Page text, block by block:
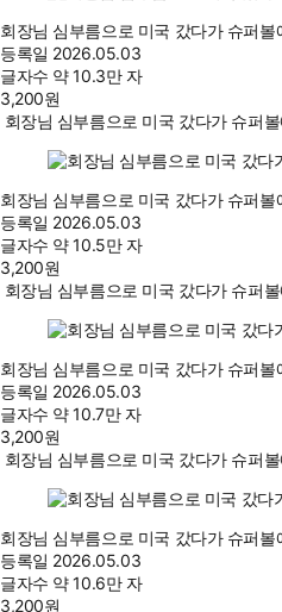
회장님 심부름으로 미국 갔다가 슈퍼볼
등록일 2026.05.03
글자수 약 10.3만 자
3,200원
회장님 심부름으로 미국 갔다가 슈퍼
회장님 심부름으로 미국 갔다가 슈퍼볼
등록일 2026.05.03
글자수 약 10.5만 자
3,200원
회장님 심부름으로 미국 갔다가 슈퍼
회장님 심부름으로 미국 갔다가 슈퍼볼
등록일 2026.05.03
글자수 약 10.7만 자
3,200원
회장님 심부름으로 미국 갔다가 슈퍼
회장님 심부름으로 미국 갔다가 슈퍼볼
등록일 2026.05.03
글자수 약 10.6만 자
3,200원